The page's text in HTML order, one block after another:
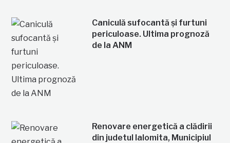
Caniculă sufocantă și furtuni
periculoase. Ultima prognoză
de la ANM
Renovare energetică a clădirii
din judetul Ialomita, Municipiul